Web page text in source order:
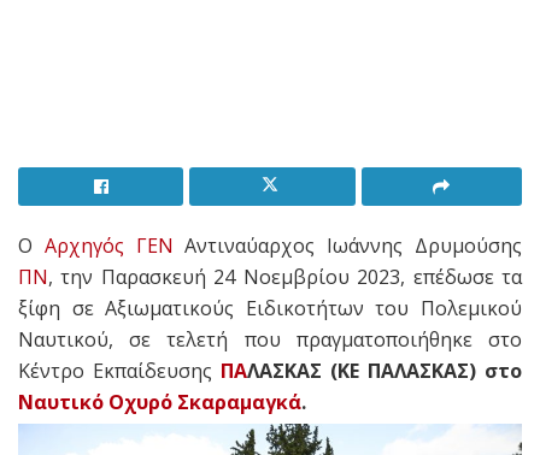
Ο Αρχηγός ΓΕΝ Αντιναύαρχος Ιωάννης Δρυμούσης
ΠΝ, την Παρασκευή 24 Νοεμβρίου 2023, επέδωσε τα
ξίφη σε Αξιωματικούς Ειδικοτήτων του Πολεμικού
Ναυτικού, σε τελετή που πραγματοποιήθηκε στο
Κέντρο Εκπαίδευσης ΠΑΛΑΣΚΑΣ (ΚΕ ΠΑΛΑΣΚΑΣ) στο
Ναυτικό Οχυρό Σκαραμαγκά.